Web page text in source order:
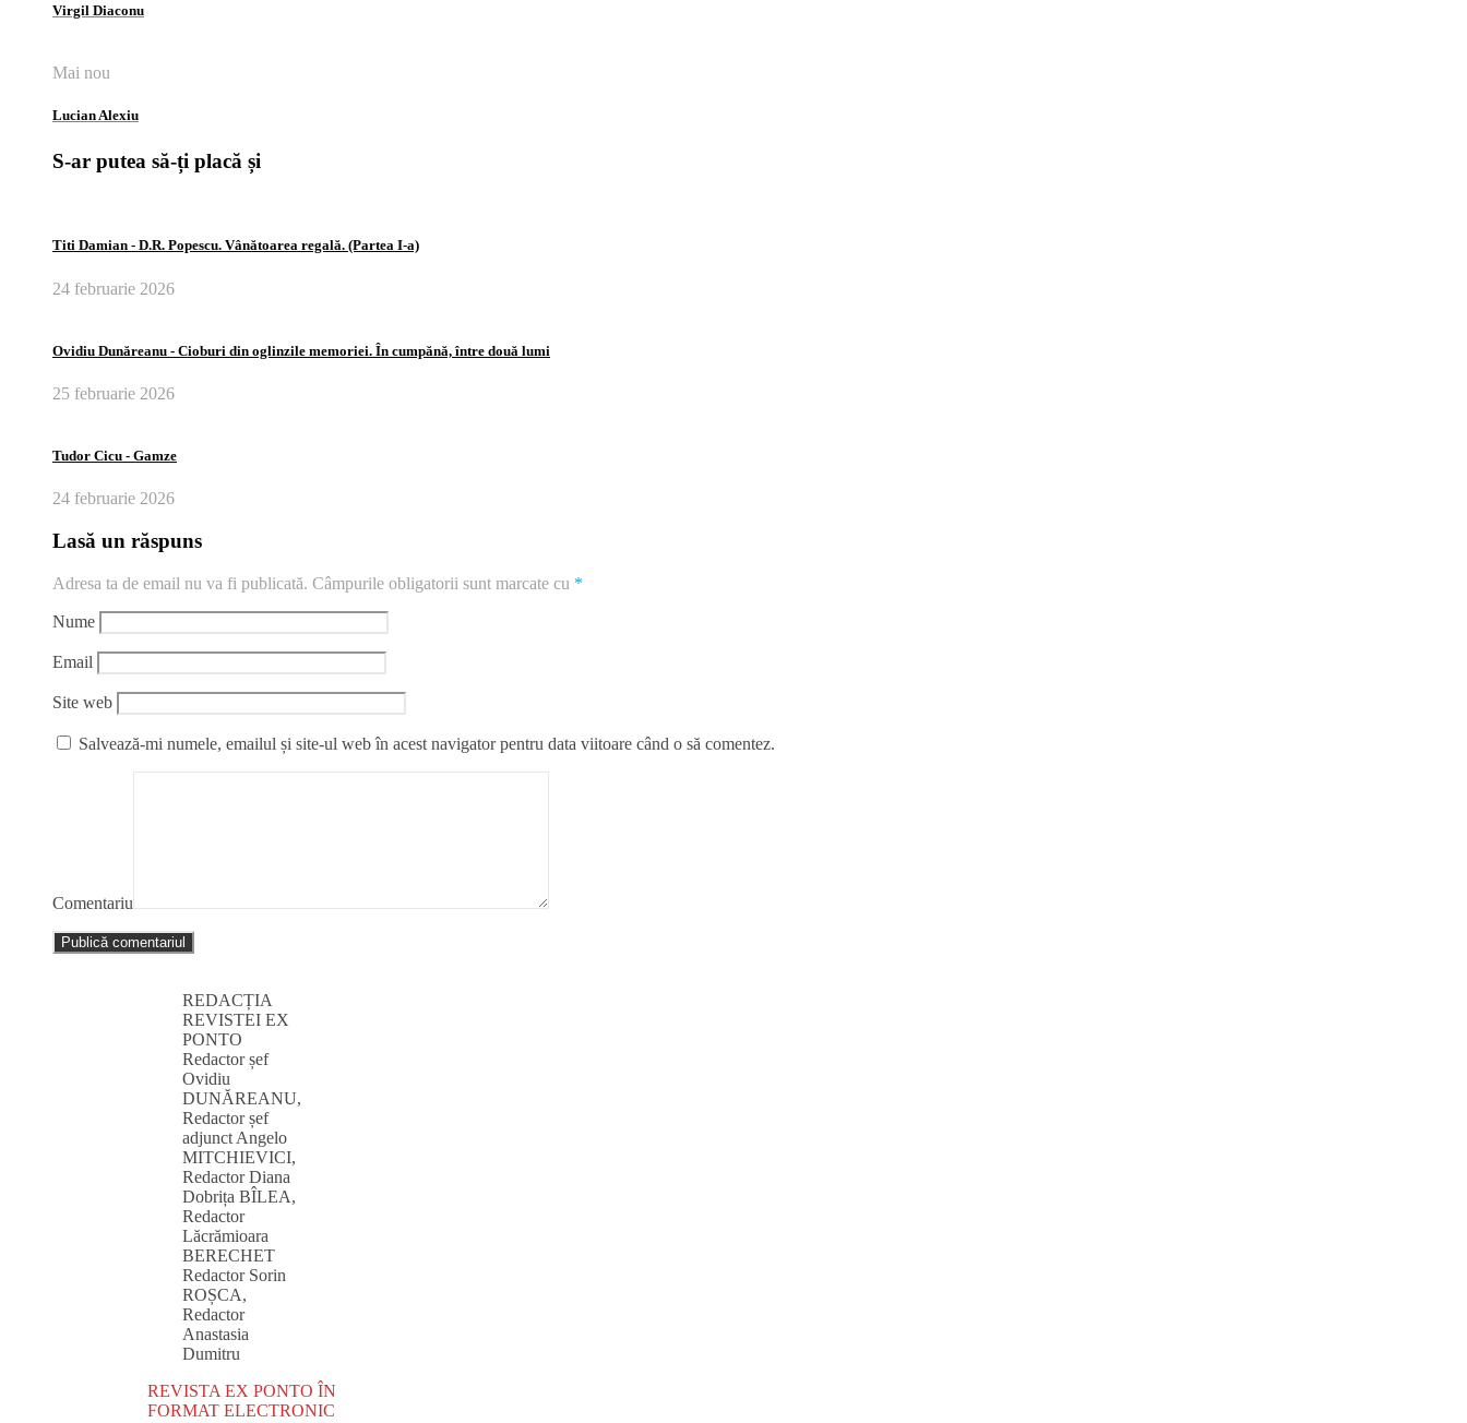
Virgil Diaconu
Mai nou
Lucian Alexiu
S-ar putea să-ți placă și
Titi Damian ‑ D.R. Popescu. Vânătoarea regală. (Partea I‑a)
24 februarie 2026
Ovidiu Dunăreanu ‑ Cioburi din oglinzile memoriei. În cumpănă, între două lumi
25 februarie 2026
Tudor Cicu ‑ Gamze
24 februarie 2026
Lasă un răspuns
Adresa ta de email nu va fi publicată. Câmpurile obligatorii sunt marcate cu *
Nume
Email
Site web
Salvează-mi numele, emailul și site-ul web în acest navigator pentru data viitoare când o să comentez.
Comentariu
REDACȚIA
REVISTEI EX
PONTO
Redactor șef
Ovidiu
DUNĂREANU,
Redactor șef
adjunct Angelo
MITCHIEVICI,
Redactor Diana
Dobrița BÎLEA,
Redactor
Lăcrămioara
BERECHET
Redactor Sorin
ROȘCA,
Redactor
Anastasia
Dumitru
REVISTA EX PONTO ÎN
FORMAT ELECTRONIC